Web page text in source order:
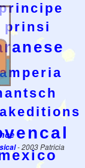
prinsi
- 2003 Patricia